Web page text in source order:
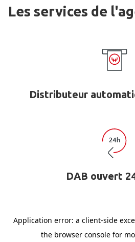
Les services de
Distributeur
DAB ouvert